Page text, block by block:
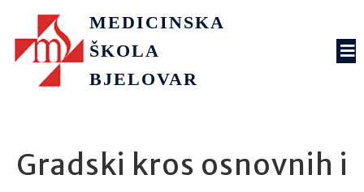
MEDICINSKA
ŠKOLA
BJELOVAR
Gradski kros osnovnih i